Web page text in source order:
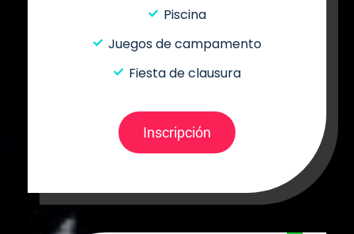
Piscina
Juegos de campamento
Fiesta de clausura
Inscripción